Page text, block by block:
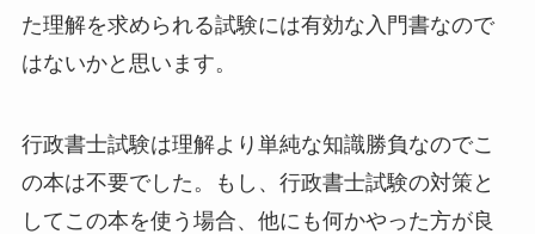
た理解を求められる試験には有効な入門書なので
はないかと思います。
行政書士試験は理解より単純な知識勝負なのでこ
の本は不要でした。もし、行政書士試験の対策と
してこの本を使う場合、他にも何かやった方が良